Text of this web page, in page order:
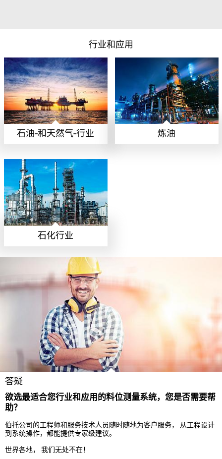
行业和应用
石油-和天然气-行业 炼油
石化行业
答疑
欲选最适合您行业和应用的料位测量系统，您是否需要帮
助？
伯托公司的工程师和服务技术人员随时随地为客户服务， 从工程设计
到系统操作，都能提供专家级建议。
世界各地， 我们无处不在！